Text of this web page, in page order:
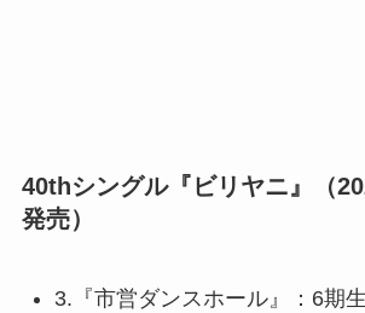
40thシングル『ビリヤニ』（
発売）
3.『市営ダンスホール』：6期